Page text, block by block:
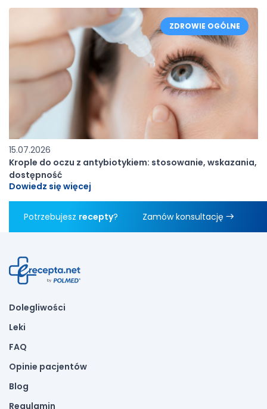
15.07.2026
Krople do oczu z antybiotykiem: stosowanie, wskazania,
dostępność
Dowiedz się więcej
ZDROWIE OGÓLNE
Potrzebujesz recepty? Zamów konsultację
Dolegliwości
Leki
FAQ
Opinie pacjentów
Blog
Regulamin